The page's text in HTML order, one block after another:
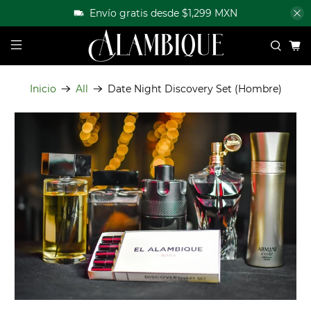
Envío gratis desde $1,299 MXN
Inicio All Date Night Discovery Set (Hombre)